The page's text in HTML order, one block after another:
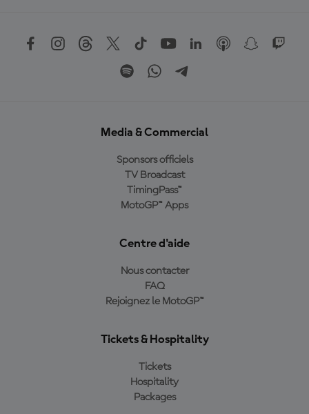
Media & Commercial
Sponsors officiels
TV Broadcast
TimingPass™
MotoGP™ Apps
Centre d'aide
Nous contacter
FAQ
Rejoignez le MotoGP™
Tickets & Hospitality
Tickets
Hospitality
Packages